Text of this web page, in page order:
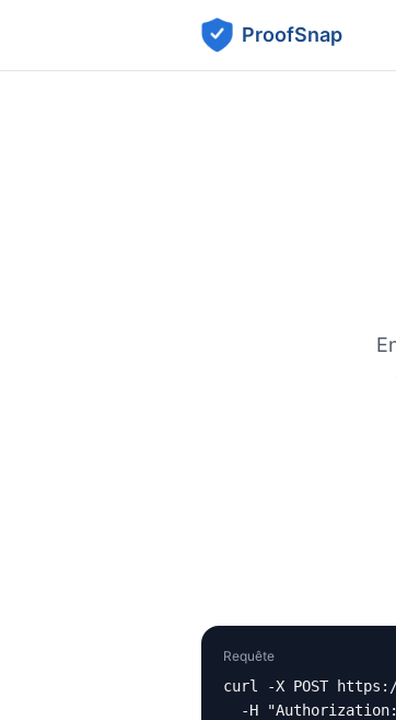
ProofSnap
Requête
curl -X POST
-H